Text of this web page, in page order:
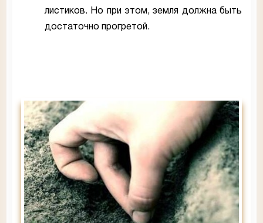
листиков. Но при этом, земля должна быть
достаточно прогретой.